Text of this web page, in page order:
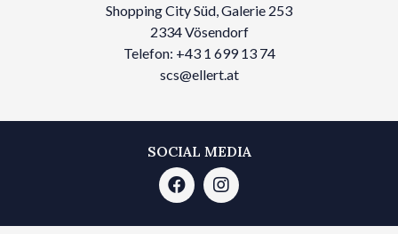
Shopping City Süd, Galerie 253
2334 Vösendorf
Telefon: +43 1 699 13 74
scs@ellert.at
SOCIAL MEDIA